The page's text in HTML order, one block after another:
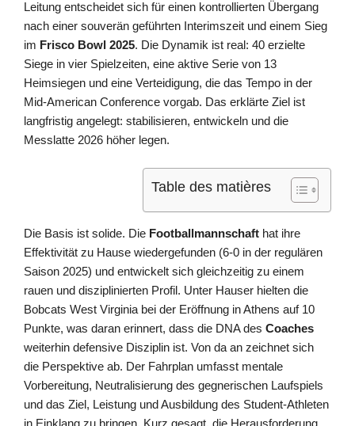
Leitung entscheidet sich für einen kontrollierten Übergang
nach einer souverän geführten Interimszeit und einem Sieg
im Frisco Bowl 2025. Die Dynamik ist real: 40 erzielte
Siege in vier Spielzeiten, eine aktive Serie von 13
Heimsiegen und eine Verteidigung, die das Tempo in der
Mid-American Conference vorgab. Das erklärte Ziel ist
langfristig angelegt: stabilisieren, entwickeln und die
Messlatte 2026 höher legen.
Table des matières
Die Basis ist solide. Die Footballmannschaft hat ihre
Effektivität zu Hause wiedergefunden (6-0 in der regulären
Saison 2025) und entwickelt sich gleichzeitig zu einem
rauen und disziplinierten Profil. Unter Hauser hielten die
Bobcats West Virginia bei der Eröffnung in Athens auf 10
Punkte, was daran erinnert, dass die DNA des Coaches
weiterhin defensive Disziplin ist. Von da an zeichnet sich
die Perspektive ab. Der Fahrplan umfasst mentale
Vorbereitung, Neutralisierung des gegnerischen Laufspiels
und das Ziel, Leistung und Ausbildung des Student-Athleten
in Einklang zu bringen. Kurz gesagt, die Herausforderung